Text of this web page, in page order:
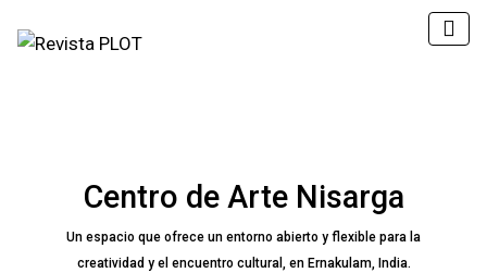
Centro de Arte Nisarga
Un espacio que ofrece un entorno abierto y flexible para la
creatividad y el encuentro cultural, en Ernakulam, India.